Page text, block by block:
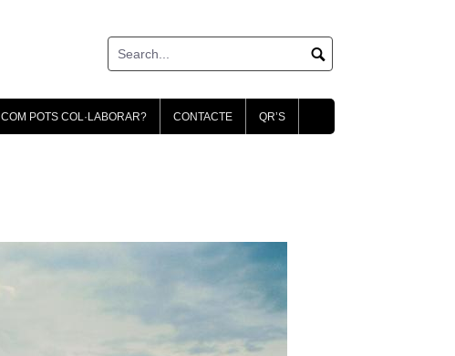
COM POTS COL·LABORAR? CONTACTE QR’S